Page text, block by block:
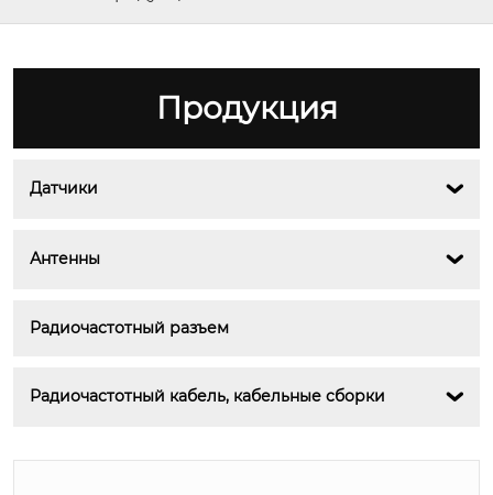
Продукция
Датчики 
Антенны 
Радиочастотный разъем
Радиочастотный кабель, кабельные сборки 